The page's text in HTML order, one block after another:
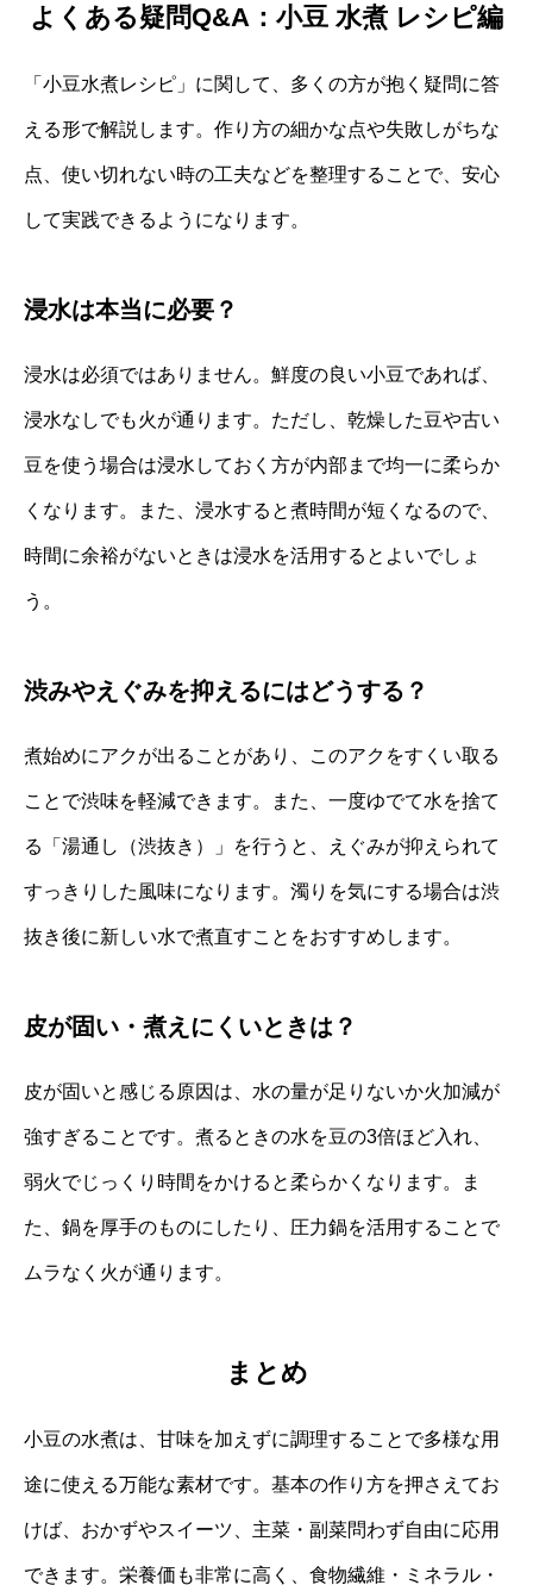
よくある疑問Q&A：小豆 水煮 レシピ編
「小豆水煮レシピ」に関して、多くの方が抱く疑問に答
える形で解説します。作り方の細かな点や失敗しがちな
点、使い切れない時の工夫などを整理することで、安心
して実践できるようになります。
浸水は本当に必要？
浸水は必須ではありません。鮮度の良い小豆であれば、
浸水なしでも火が通ります。ただし、乾燥した豆や古い
豆を使う場合は浸水しておく方が内部まで均一に柔らか
くなります。また、浸水すると煮時間が短くなるので、
時間に余裕がないときは浸水を活用するとよいでしょ
う。
渋みやえぐみを抑えるにはどうする？
煮始めにアクが出ることがあり、このアクをすくい取る
ことで渋味を軽減できます。また、一度ゆでて水を捨て
る「湯通し（渋抜き）」を行うと、えぐみが抑えられて
すっきりした風味になります。濁りを気にする場合は渋
抜き後に新しい水で煮直すことをおすすめします。
皮が固い・煮えにくいときは？
皮が固いと感じる原因は、水の量が足りないか火加減が
強すぎることです。煮るときの水を豆の3倍ほど入れ、
弱火でじっくり時間をかけると柔らかくなります。ま
た、鍋を厚手のものにしたり、圧力鍋を活用することで
ムラなく火が通ります。
まとめ
小豆の水煮は、甘味を加えずに調理することで多様な用
途に使える万能な素材です。基本の作り方を押さえてお
けば、おかずやスイーツ、主菜・副菜問わず自由に応用
できます。栄養価も非常に高く、食物繊維・ミネラル・